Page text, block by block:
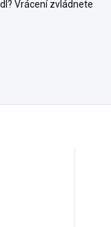
Vrácení zvládnete